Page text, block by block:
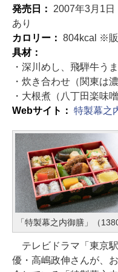
発売日： 2007年3月1
あり
カロリー： 804kcal ※販
具材：
・深川めし、飛騨牛う
・炊き合わせ（関東は
・大根煮（八丁田楽味噌
Webサイト： 特製幕之
「特製幕之内御膳」（
テレビドラマ「東京
優・高嶋政伸さんが、